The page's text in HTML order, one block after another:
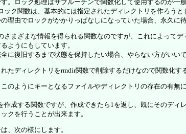
。ロック処理はサブルーチンで関数化して使用するのが一般
ク関数は、基本的には指定されたディレクトリを作ろう
理由でロックがかかりっぱなしになっていた場合、永久に
まざまな情報を得られる関数なのですが、これによって
ようにもしています。
に復旧するまで状態を保持したい場合、やらない方がいいで
たディレクトリをrmdir関数で削除するだけなので関数化
のようにキーとなるファイルやディレクトリの存在の有無
成する関数ですが、作成できたら1を返し、既にそのディ
クを行うことが出来ます。
、次の様にします。